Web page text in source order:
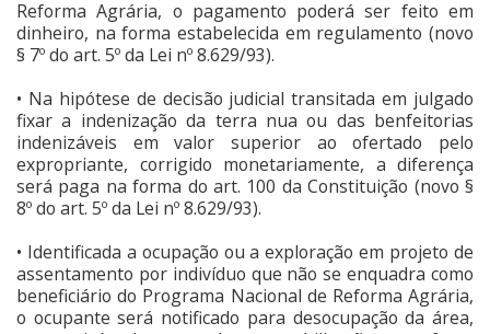
Reforma Agrária, o pagamento poderá ser feito em
dinheiro, na forma estabelecida em regulamento (novo
§ 7º do art. 5º da Lei nº 8.629/93).
• Na hipótese de decisão judicial transitada em julgado
fixar a indenização da terra nua ou das benfeitorias
indenizáveis em valor superior ao ofertado pelo
expropriante, corrigido monetariamente, a diferença
será paga na forma do art. 100 da Constituição (novo §
8º do art. 5º da Lei nº 8.629/93).
• Identificada a ocupação ou a exploração em projeto de
assentamento por indivíduo que não se enquadra como
beneficiário do Programa Nacional de Reforma Agrária,
o ocupante será notificado para desocupação da área,